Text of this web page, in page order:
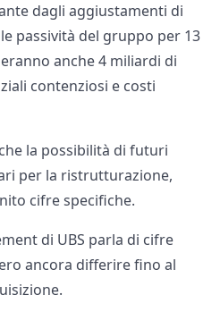
dagli aggiustamenti di
passività del gruppo per 13
anche 4 miliardi di
contenziosi e costi
la possibilità di futuri
per la ristrutturazione,
cifre specifiche.
di UBS parla di cifre
ancora differire fino al